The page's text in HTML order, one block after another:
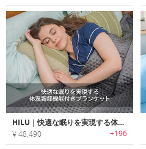
HILU｜快適な眠りを実現する体温調節機能付きブランケット「ヒールー」
¥ 48,490 +196